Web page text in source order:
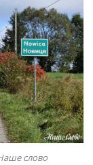
слово